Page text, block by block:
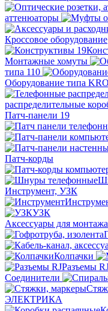
аттенюаторы
Кроссовое оборудование
Монтажные хомуты
типа 110
Оборудование типа
распределительные
Патч-панели 19
Патч-корды
Инструмент, УЗК
УЗК
Аксессуары для монтажа
Колпачки
Разъемы
Соединители
ЭЛЕКТРИКА